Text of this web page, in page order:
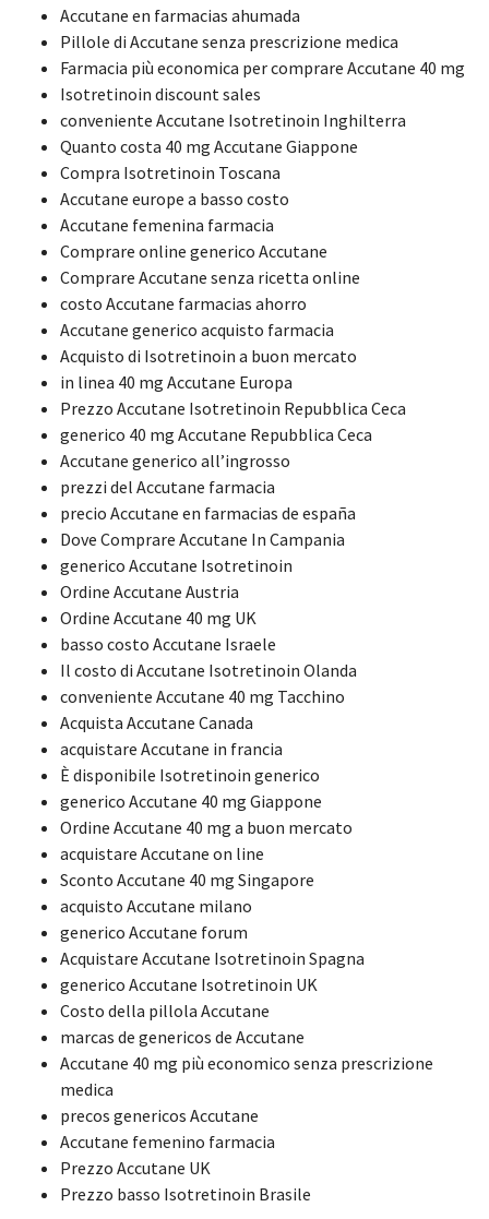
Accutane en farmacias ahumada
Pillole di Accutane senza prescrizione medica
Farmacia più economica per comprare Accutane 40 mg
Isotretinoin discount sales
conveniente Accutane Isotretinoin Inghilterra
Quanto costa 40 mg Accutane Giappone
Compra Isotretinoin Toscana
Accutane europe a basso costo
Accutane femenina farmacia
Comprare online generico Accutane
Comprare Accutane senza ricetta online
costo Accutane farmacias ahorro
Accutane generico acquisto farmacia
Acquisto di Isotretinoin a buon mercato
in linea 40 mg Accutane Europa
Prezzo Accutane Isotretinoin Repubblica Ceca
generico 40 mg Accutane Repubblica Ceca
Accutane generico all’ingrosso
prezzi del Accutane farmacia
precio Accutane en farmacias de españa
Dove Comprare Accutane In Campania
generico Accutane Isotretinoin
Ordine Accutane Austria
Ordine Accutane 40 mg UK
basso costo Accutane Israele
Il costo di Accutane Isotretinoin Olanda
conveniente Accutane 40 mg Tacchino
Acquista Accutane Canada
acquistare Accutane in francia
È disponibile Isotretinoin generico
generico Accutane 40 mg Giappone
Ordine Accutane 40 mg a buon mercato
acquistare Accutane on line
Sconto Accutane 40 mg Singapore
acquisto Accutane milano
generico Accutane forum
Acquistare Accutane Isotretinoin Spagna
generico Accutane Isotretinoin UK
Costo della pillola Accutane
marcas de genericos de Accutane
Accutane 40 mg più economico senza prescrizione
medica
precos genericos Accutane
Accutane femenino farmacia
Prezzo Accutane UK
Prezzo basso Isotretinoin Brasile